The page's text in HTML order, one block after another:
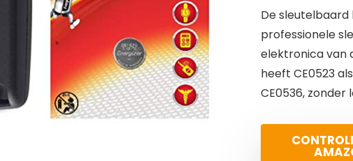
De sleutelbaard
professionele
elektronica van
heeft CE0523
CE0536, zonder